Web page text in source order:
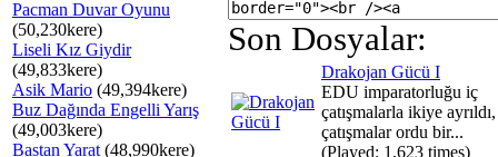
Pacman Duvar Oyunu
(50,230kere)
Liseli Kız Giydir
(49,833kere)
Asik Mario (49,394kere)
Buz Dağında Engelli Yarış
(49,003kere)
Bastan Yarat (48,990kere)
Son Dosyalar:
Drakojan Gücü I
EDU imparatorluğu iç
çatışmalarla ikiye
çatışmalar ordu bir...
(Played: 1,623 times)